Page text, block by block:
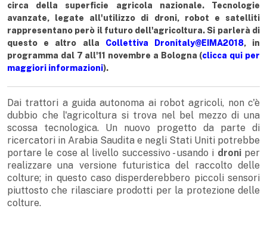
circa della superficie agricola nazionale. Tecnologie
avanzate, legate all'utilizzo di droni, robot e satelliti
rappresentano però il futuro dell'agricoltura. Si parlerà di
questo e altro alla Collettiva Dronitaly@EIMA2018, in
programma dal 7 all'11 novembre a Bologna (clicca qui per
maggiori informazioni).
Dai trattori a guida autonoma ai robot agricoli, non c'è
dubbio che l'agricoltura si trova nel bel mezzo di una
scossa tecnologica. Un nuovo progetto da parte di
ricercatori in Arabia Saudita e negli Stati Uniti potrebbe
portare le cose al livello successivo - usando i droniper
realizzare una versione futuristica del raccolto delle
colture; in questo caso disperderebbero piccoli sensori
piuttosto che rilasciare prodotti per la protezione delle
colture.